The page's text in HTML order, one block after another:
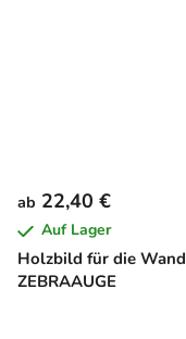
Holzbild für die Wand
ZEBRAAUGE
ab 22,40 €
Auf Lager